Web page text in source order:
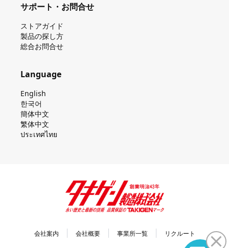
サポート・お問合せ
ストアガイド
製品の探し⽅
総合お問合せ
Language
English
한국어
簡体中文
繁体中文
ประเทศไทย
会社案内 会社概要 事業所一覧 リクルート